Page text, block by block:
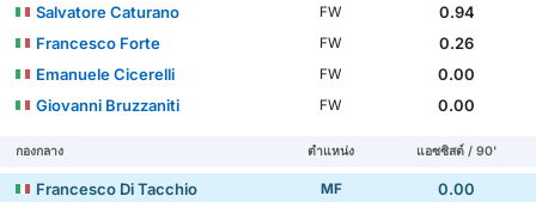
Salvatore Caturano FW
0.94
Francesco Forte
FW
0.26
Emanuele Cicerelli
FW
0.00
Giovanni Bruzzaniti
FW 0.00
กองกลาง ตำแหน่ง แอซซิสต์ / 90'
Francesco Di Tacchio MF
0.00